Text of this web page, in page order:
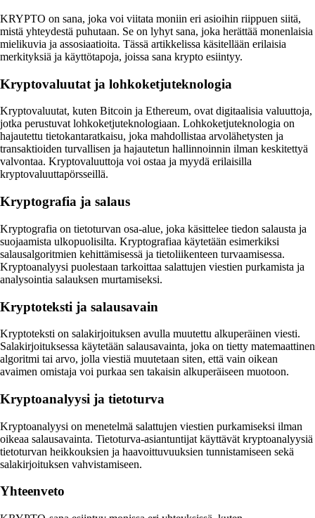
KRYPTO on sana, joka voi viitata moniin eri asioihin riippuen siitä,
mistä yhteydestä puhutaan. Se on lyhyt sana, joka herättää monenlaisia
mielikuvia ja assosiaatioita. Tässä artikkelissa käsitellään erilaisia
merkityksiä ja käyttötapoja, joissa sana krypto esiintyy.
Kryptovaluutat ja lohkoketjuteknologia
Kryptovaluutat, kuten Bitcoin ja Ethereum, ovat digitaalisia valuuttoja,
jotka perustuvat lohkoketjuteknologiaan. Lohkoketjuteknologia on
hajautettu tietokantaratkaisu, joka mahdollistaa arvolähetysten ja
transaktioiden turvallisen ja hajautetun hallinnoinnin ilman keskitettyä
valvontaa. Kryptovaluuttoja voi ostaa ja myydä erilaisilla
kryptovaluuttapörsseillä.
Kryptografia ja salaus
Kryptografia on tietoturvan osa-alue, joka käsittelee tiedon salausta ja
suojaamista ulkopuolisilta. Kryptografiaa käytetään esimerkiksi
salausalgoritmien kehittämisessä ja tietoliikenteen turvaamisessa.
Kryptoanalyysi puolestaan tarkoittaa salattujen viestien purkamista ja
analysointia salauksen murtamiseksi.
Kryptoteksti ja salausavain
Kryptoteksti on salakirjoituksen avulla muutettu alkuperäinen viesti.
Salakirjoituksessa käytetään salausavainta, joka on tietty matemaattinen
algoritmi tai arvo, jolla viestiä muutetaan siten, että vain oikean
avaimen omistaja voi purkaa sen takaisin alkuperäiseen muotoon.
Kryptoanalyysi ja tietoturva
Kryptoanalyysi on menetelmä salattujen viestien purkamiseksi ilman
oikeaa salausavainta. Tietoturva-asiantuntijat käyttävät kryptoanalyysiä
tietoturvan heikkouksien ja haavoittuvuuksien tunnistamiseen sekä
salakirjoituksen vahvistamiseen.
Yhteenveto